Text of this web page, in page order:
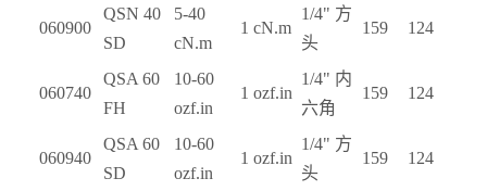
060900
QSN 40
SD
5-40
cN.m
1 cN.m
1/4" 方
头
159 124
060740
QSA 60
FH
10-60
ozf.in
1 ozf.in
1/4" 内
六角
159 124
060940
QSA 60
SD
10-60
ozf.in
1 ozf.in
1/4" 方
头
159 124